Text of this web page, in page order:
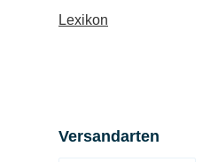
Lexikon
Versandarten